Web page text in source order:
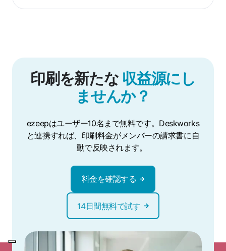
印刷を新たな 収益源にし
ませんか？
ezeepはユーザー10名まで無料です。Deskworks
と連携すれば、印刷料金がメンバーの請求書に自
動で反映されます。
料金を確認する
14日間無料で試す